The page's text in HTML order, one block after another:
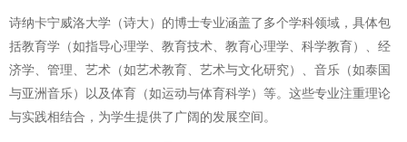
诗纳卡宁威洛大学（诗大）的博士专业涵盖了多个学科领域，具体包
括教育学（如指导心理学、教育技术、教育心理学、科学教育）、经
济学、管理、艺术（如艺术教育、艺术与文化研究）、音乐（如泰国
与亚洲音乐）以及体育（如运动与体育科学）等。这些专业注重理论
与实践相结合，为学生提供了广阔的发展空间。